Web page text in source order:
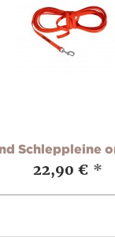
Schleppleine
22,90 € *